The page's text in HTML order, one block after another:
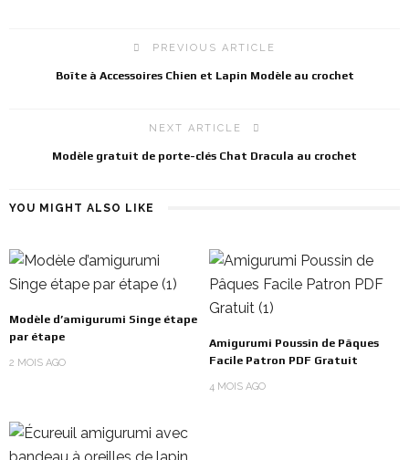
PREVIOUS ARTICLE
Boîte à Accessoires Chien et Lapin Modèle au crochet
NEXT ARTICLE
Modèle gratuit de porte-clés Chat Dracula au crochet
YOU MIGHT ALSO LIKE
Modèle d’amigurumi Singe étape
par étape
2 MOIS AGO
Amigurumi Poussin de Pâques
Facile Patron PDF Gratuit
4 MOIS AGO